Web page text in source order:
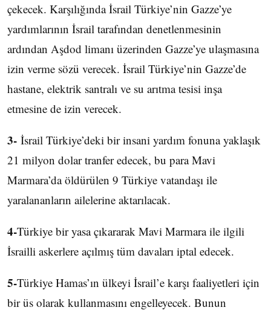
çekecek. Karşılığında İsrail Türkiye’nin Gazze’ye
yardımlarının İsrail tarafından denetlenmesinin
ardından Aşdod limanı üzerinden Gazze’ye ulaşmasına
izin verme sözü verecek. İsrail Türkiye’nin Gazze’de
hastane, elektrik santralı ve su arıtma tesisi inşa
etmesine de izin verecek.
3- İsrail Türkiye’deki bir insani yardım fonuna yaklaşık
21 milyon dolar tranfer edecek, bu para Mavi
Marmara’da öldürülen 9 Türkiye vatandaşı ile
yaralananların ailelerine aktarılacak.
4-Türkiye bir yasa çıkararak Mavi Marmara ile ilgili
İsrailli askerlere açılmış tüm davaları iptal edecek.
5-Türkiye Hamas’ın ülkeyi İsrail’e karşı faaliyetleri için
bir üs olarak kullanmasını engelleyecek. Bunun